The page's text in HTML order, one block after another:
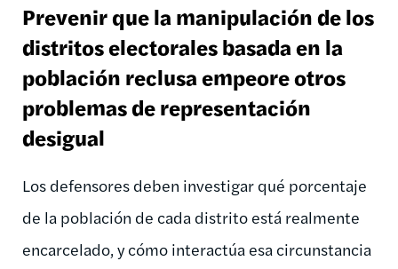
Prevenir que la manipulación de los
distritos electorales basada en la
población reclusa empeore otros
problemas de representación
desigual
Los defensores deben investigar qué porcentaje
de la población de cada distrito está realmente
encarcelado, y cómo interactúa esa circunstancia